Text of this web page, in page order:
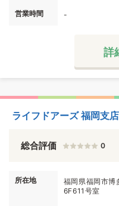
営業時間 -
詳
ライフドアーズ 福岡支店
総合評価 0
所在地
福岡県福岡市
6F611号室